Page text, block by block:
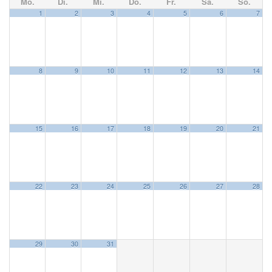
1 2 3 4 5 6 7
8 9 10 11 12 13 14
15 16 17 18 19 20 21
22 23 24 25 26 27 28
29 30 31